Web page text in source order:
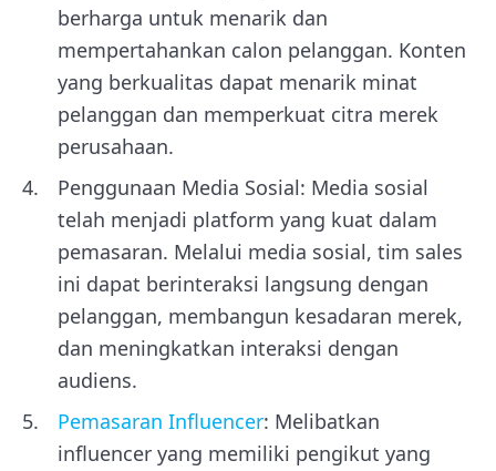
berharga untuk menarik dan
mempertahankan calon pelanggan. Konten
yang berkualitas dapat menarik minat
pelanggan dan memperkuat citra merek
perusahaan.
Penggunaan Media Sosial: Media sosial
telah menjadi platform yang kuat dalam
pemasaran. Melalui media sosial, tim sales
ini dapat berinteraksi langsung dengan
pelanggan, membangun kesadaran merek,
dan meningkatkan interaksi dengan
audiens.
Pemasaran Influencer: Melibatkan
influencer yang memiliki pengikut yang